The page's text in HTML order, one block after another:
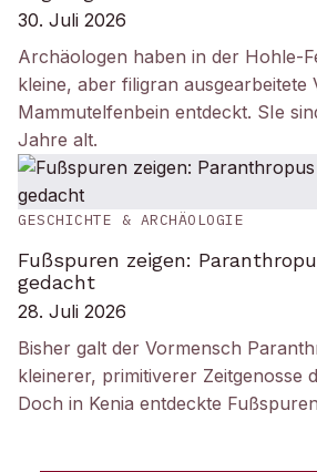
30. Juli 2026
Archäologen haben in der Hohle-
kleine, aber filigran ausgearbeitete
Mammutelfenbein entdeckt. SIe
Jahre alt.
GESCHICHTE & ARCHÄOLOGIE
Fußspuren zeigen:
gedacht
28. Juli 2026
Bisher galt der Vormensch
kleinerer, primitiverer Zeitgenosse
Doch in Kenia entdeckte